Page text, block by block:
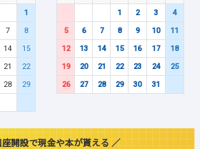
1
7
8
14
15
21
22
28
29
1
2 3
4
5
6 7 8 9 10
11
12
13 14 15 16 17
18
19
20 21 22 23 24
25
26
27 28 29 30 31
座開設で現金や本が貰える ／